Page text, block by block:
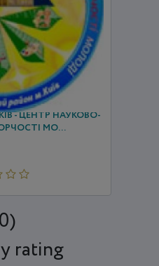
- ЦЕНТР НАУКОВО-
МО...
rating